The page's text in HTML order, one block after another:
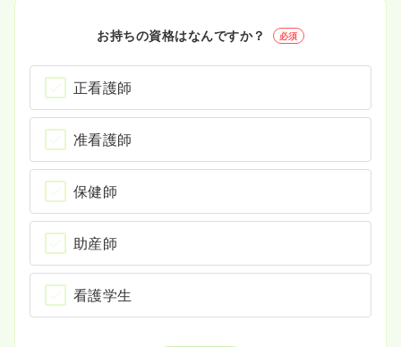
お持ちの資格はなんですか？ 必須
正看護師
准看護師
保健師
助産師
看護学生